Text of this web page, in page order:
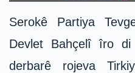
Serokê Partiya
Devlet Bahçelî îro
derbarê rojeva